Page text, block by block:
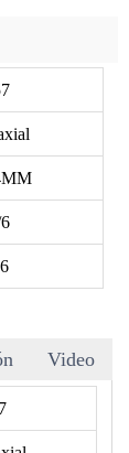
Video
matrices